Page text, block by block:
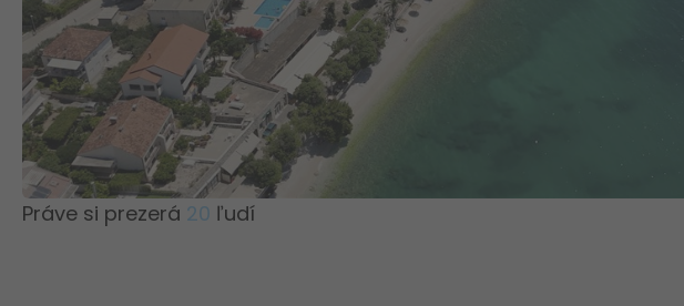
Práve si prezerá 20 ľudí